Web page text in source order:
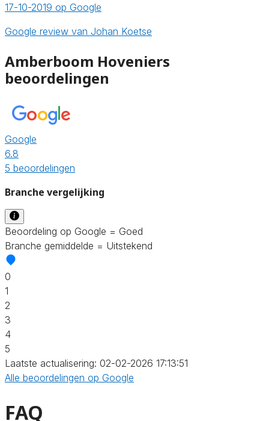
17-10-2019 op Google
Google review van Johan Koetse
Amberboom Hoveniers
beoordelingen
Google
6.8
5 beoordelingen
Branche vergelijking
Beoordeling op Google = Goed
Branche gemiddelde = Uitstekend
0
1
2
3
4
5
Laatste actualisering: 02-02-2026 17:13:51
Alle beoordelingen op Google
FAQ